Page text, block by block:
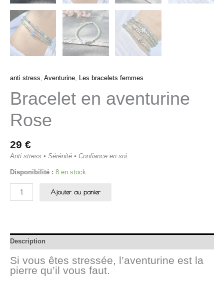
anti stress, Aventurine, Les bracelets femmes
Bracelet en aventurine
Rose
29 €
Anti stress • Sérénité • Confiance en soi
Disponibilité : 8 en stock
Ajouter au panier
Description
Si vous êtes stressée, l’aventurine est la
pierre qu’il vous faut.